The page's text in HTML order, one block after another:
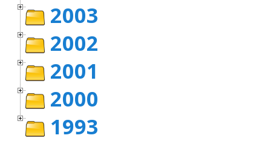
2003
2002
2001
2000
1993